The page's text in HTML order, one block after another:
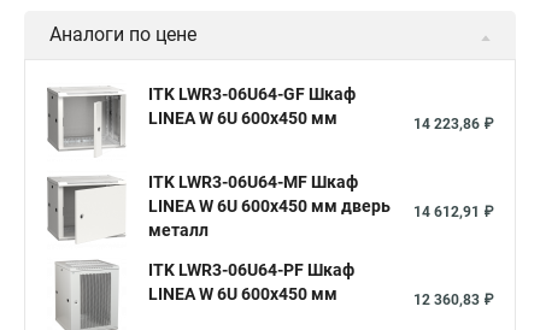
Аналоги по цене
ITK LWR3-06U64-GF Шкаф
LINEA W 6U 600x450 мм
14 223,86 ₽
ITK LWR3-06U64-MF Шкаф
LINEA W 6U 600x450 мм дверь
металл
14 612,91 ₽
ITK LWR3-06U64-PF Шкаф
LINEA W 6U 600x450 мм
12 360,83 ₽